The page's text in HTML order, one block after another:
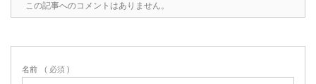
この記事へのコメントはありません。
名前 ( 必須 )